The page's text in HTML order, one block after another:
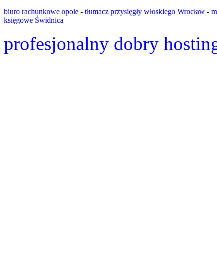
biuro rachunkowe opole - tłumacz przysięgły włoskiego Wrocław -
księgowe Świdnica
profesjonalny dobry